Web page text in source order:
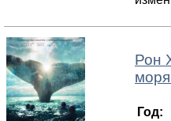
Рон
моря
Год: